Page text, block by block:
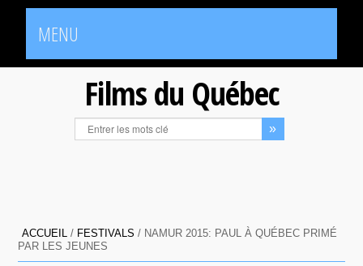
MENU
Films du Québec
ACCUEIL / FESTIVALS / NAMUR 2015: PAUL À QUÉBEC PRIMÉ
PAR LES JEUNES